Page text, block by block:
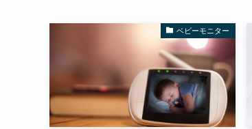
ベビーモニター